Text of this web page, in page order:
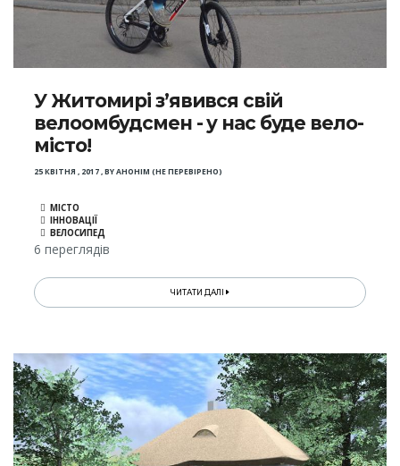
У Житомирі з’явився свій
велоомбудсмен - у нас буде вело-
місто!
25 КВІТНЯ , 2017,BYАНОНІМ (НЕ ПЕРЕВІРЕНО)
МІСТО
ІННОВАЦІЇ
ВЕЛОСИПЕД
6 переглядів
ЧИТАТИ ДАЛІ